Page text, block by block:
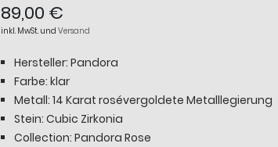
89,00 €
inkl. MwSt. und Versand
Hersteller: Pandora
Farbe: klar
Metall: 14 Karat rosévergoldete Metalllegierung
Stein: Cubic Zirkonia
Collection: Pandora Rose